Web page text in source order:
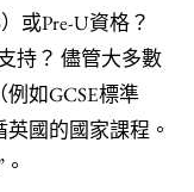
或Pre-U資格？
持？ 儘管大多數
如GCSE標準
國的國家課程。